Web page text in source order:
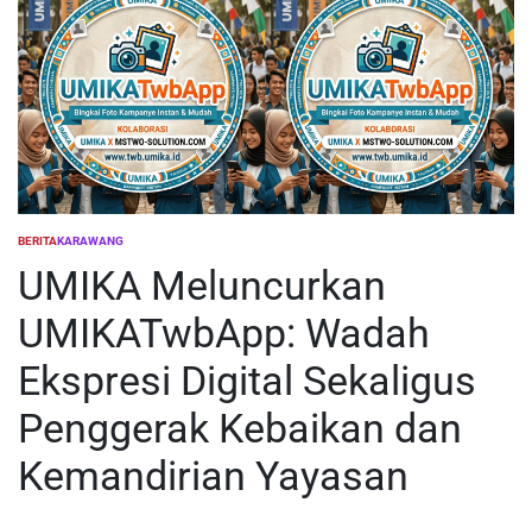
POSTED
BERITAKARAWANG
UMIKA Meluncurkan
UMIKATwbApp: Wadah
Ekspresi Digital Sekaligus
Penggerak Kebaikan dan
Kemandirian Yayasan